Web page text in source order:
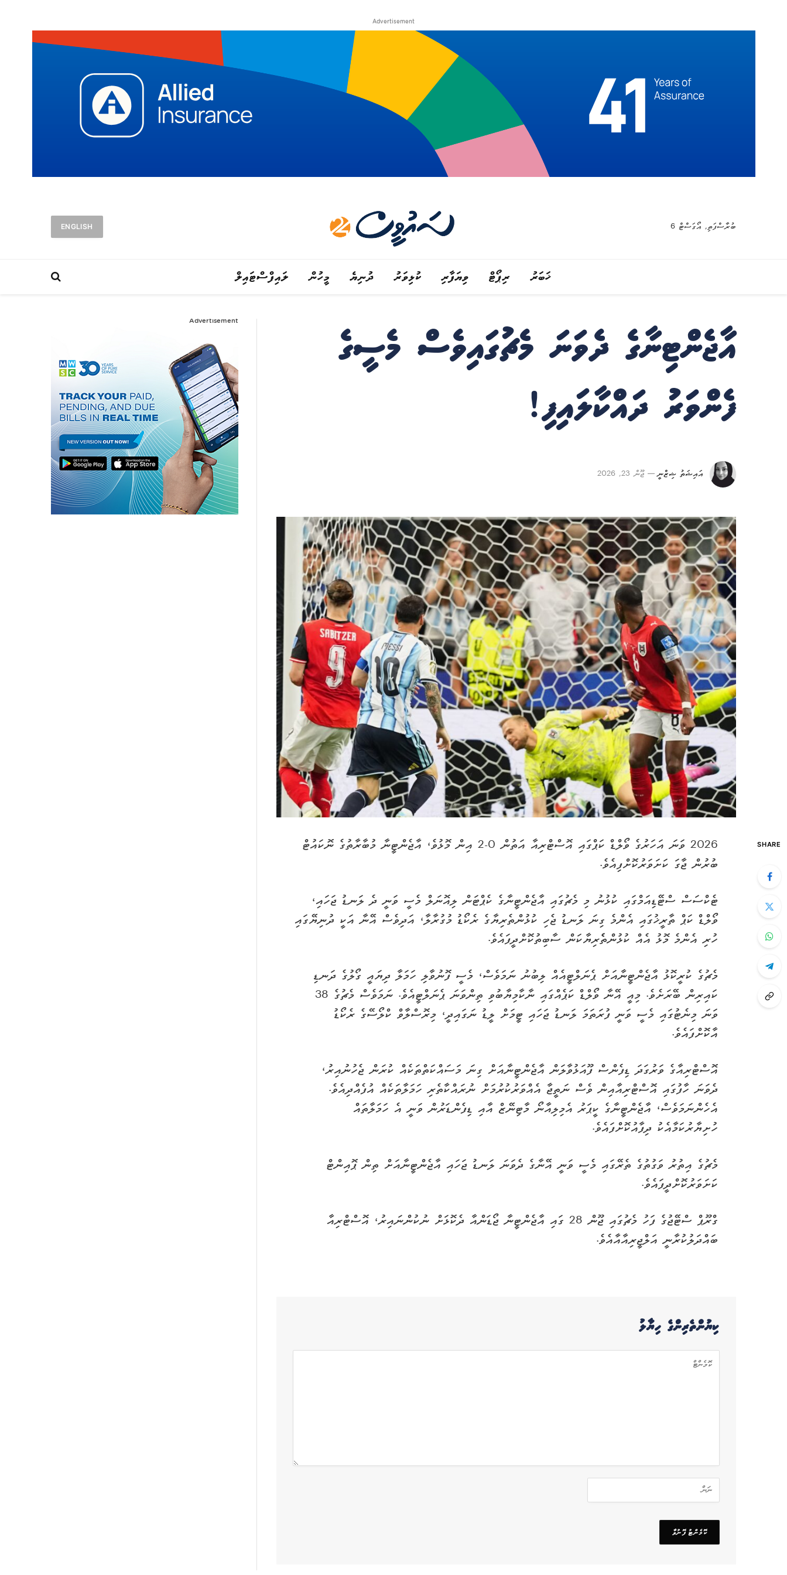
Advertisement
ބުރާސްފަތި, އޯގަސްޓް 6 ENGLISH
ޚަބަރު ރިޕޯޓް ވިޔަފާރި ކުޅިވަރު ދުނިޔެ މީހުން ލައިފްސްޓައިލް
އާޖެންޓިނާގެ ދެވަނަ މެޗުގައިވެސް މެސީގެ
ފެންވަރު ދައްކާލައިފި!
އައިޝަތު ޝިޒްނީ ޖޫން 23, 2026
SHARE
2026 ވަނަ އަހަރުގެ ވޯލްޑް ކަޕްގައި އޮސްޓްރިއާ އަތުން 0-2 އިން މޮޅުވެ، އާޖެންޓީނާ މުބާރާތުގެ ނޮކައުޓް
ބުރުން ޖާގަ ކަށަވަރުކޮށްފިއެވެ.
ޓެކްސަސް ސްޓޭޑިއަމްގައި ކުޅުނު މި މެޗުގައި އާޖެންޓީނާގެ ކެޕްޓަން ލިއޮނަލް މެސީ ވަނީ ދެ ލަނޑު ޖަހައި،
ވޯލްޑް ކަޕް ތާރީޚުގައި އެންމެ ގިނަ ލަނޑު ޖެހި ކުޅުންތެރިޔާގެ ރެކޯޑު މުގުރާލާ، އަދިވެސް އޭނާ އަކީ ދުނިޔޭގައި
ހުރި އެންމެ މޮޅު އެއް ކުޅުންތެެރިޔާކަން ސާބިތުކޮށްދީފައެވެ.
މެޗުގެ ކުރީކޮޅު އާޖެންޓީނާއަށް ޕެނަލްޓީއެއް ލިބުނު ނަމަވެސް، މެސީ ފޮނުވާލި ހަމަލާ ދިޔައީ ގޯލުގެ ދަނޑި
ކައިރިން ބޭރަށެވެ. މިއީ އޭނާ ވޯލްޑް ކަޕެއްގައި ނާކާމިޔާބުވި ތިންވަނަ ޕެނަލްޓީއެވެ. ނަމަވެސް މެޗުގެ 38
ވަނަ މިނެޓުގައި މެސީ ވަނީ ފުރަތަމަ ލަނޑު ޖަހައި ޓީމަށް ލީޑު ނަގައިދީ، މިރޮސްލާވް ކްލޯސޭގެ ރެކޯޑު
އާކޮށްފައެވެ.
އޮސްޓްރިއާގެ ވަރުގަދަ ޑިފެންސް ފޫއަޅުވާލަން އާޖެންޓީނާއަށް ގިނަ މަސައްކަތްތަކެއް ކުރަން ޖެހުނުއިރު،
ދެވަނަ ހާފުގައި އޮސްޓްރިއާއިން ވެސް ނަތީޖާ އެއްވަރުކުރުމަށް ނުރައްކާތެރި ހަމަލާތަކެއް އުފެއްދިއެވެ.
އެހެންނަމަވެސް، އާޖެންޓީނާގެ ކީޕަރު އެމިލިއާނޯ މާޓިނޭޒް އާއި ޑިފެންޑަރުން ވަނީ އެ ހަމަލާތައް
ހުށިޔާރުކަމާއެކު ދިފާއުކޮށްފައެވެ.
މެޗުގެ އިތުރު ވަގުތުގެ ތެރޭގައި މެސީ ވަނީ އޭނާގެ ދެވަނަ ލަނޑު ޖަހައި އާޖެންޓީނާއަށް ތިން ޕޮއިންޓް
ކަށަވަރުކޮށްދީފައެވެ.
ގްރޫޕް ސްޓޭޖުގެ ފަހު މެޗުގައި ޖޫން 28 ގައި އާޖެންޓީނާ ޖޯޑަންއާ ދެކޮޅަށް ނުކުންނައިރު، އޮސްޓްރިއާ
ބައްދަލުކުރާނީ އަލްޖީރިއާއާއެވެ.
ކިޔުންތެރިންގެ ހިޔާލު
Advertisement